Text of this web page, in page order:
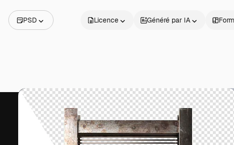
PSD
Vidéos
Clips de vidéo
Graphiques animés
Templates vidéos
Modèles 3D
Licence Généré par IA
Produits